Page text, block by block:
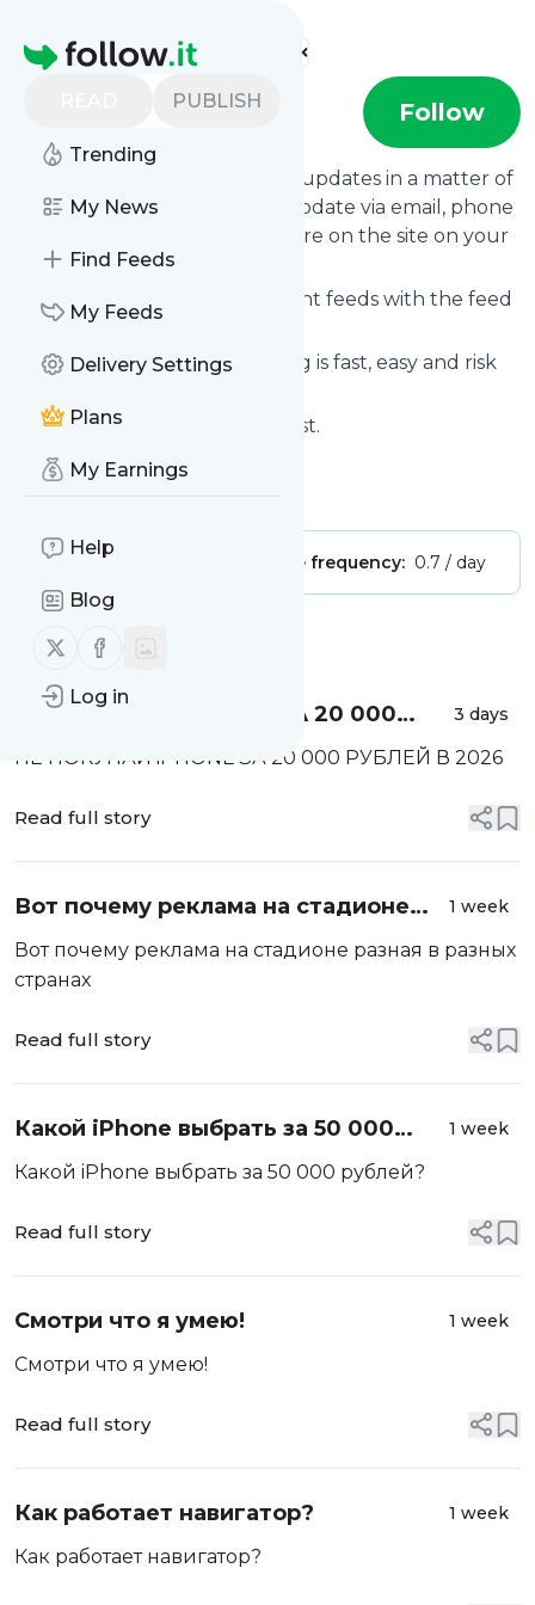
Homepage
PUBLISH
Trending
My News
Find Feeds
My Feeds
Delivery Settings
Plans
My Earnings
Help
Blog
Follow us on X (twitter)
Follow us on Facebook
Log in
Find more feeds
Wylsacom Follow
's news and updates in a matter of
seconds! We will deliver any update via email, phone
or you can read them from here on the site on your
own news page.
You can even combine different feeds with the feed
Wylsacom
Subscribing and unsubscribing is fast, easy and risk
The whole service is free of cost.
Wylsacom: YouTube
Publisher: Message frequency: 0.7 / day
MessageHistory
НЕ ПОКУПАЙ iPHONE ЗА 20 000
3 days
НЕ ПОКУПАЙ iPHONE ЗА 20 000 РУБЛЕЙ В 2026
Read full story
Вот почему реклама на стадионе
разная в разных странах
1 week
Вот почему реклама на стадионе разная в разных
странах
Read full story
Какой iPhone выбрать за 50 000
рублей?
1 week
Какой iPhone выбрать за 50 000 рублей?
Read full story
Смотри что я умею! 1 week
Смотри что я умею!
Read full story
Как работает навигатор? 1 week
Как работает навигатор?